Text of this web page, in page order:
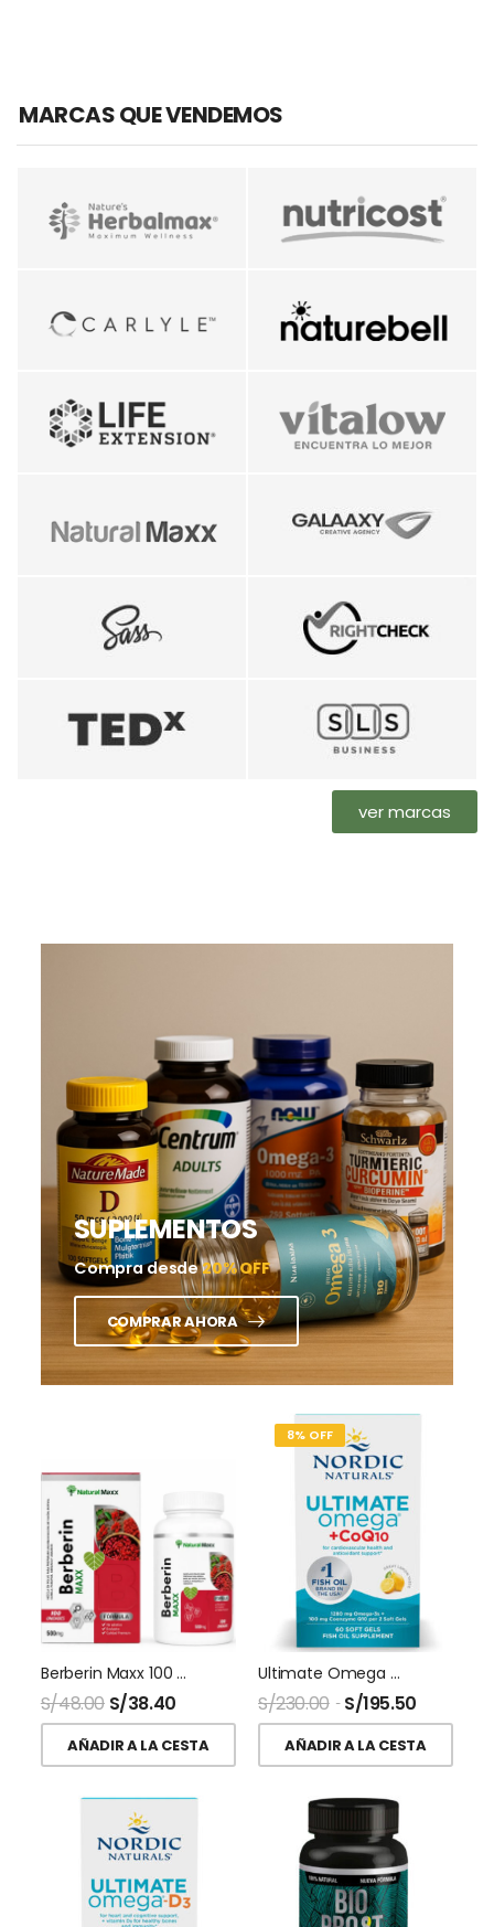
MARCAS QUE VENDEMOS
ver marcas
SUPLEMENTOS
Compra desde20% OFF
COMPRAR AHORA
Berberin Maxx 100 Capsulas Naturalmaxx
S/48.00 S/38.40
AÑADIR A LA CESTA
8% OFF
Ultimate Omega + CoQ10 60 Softgel Nordic Naturals
S/230.00 S/195.50
AÑADIR A LA CESTA